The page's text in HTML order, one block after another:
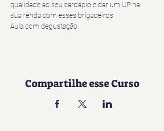
qualidade ao seu cardápio e dar um UP na
sua renda com esses brigadeiros.
Aula com degustação.
Compartilhe esse Curso